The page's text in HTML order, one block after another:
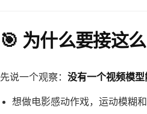
🎯 为什么要接这么
先说一个观察： 没有一个视频模型
想做电影感动作戏，运动模糊和